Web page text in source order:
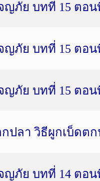
ญภัย บทที่ 15 ตอน
ญภัย บทที่ 15 ตอน
ญภัย บทที่ 15 ตอน
ปลา วิธีผูกเบ็ดต
ญภัย บทที่ 14 ตอน